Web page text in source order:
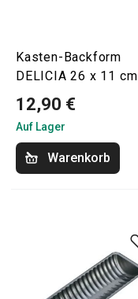
Kasten-Backform
DELICIA 26 x 11 cm
12,90 €
Auf Lager
Warenkorb